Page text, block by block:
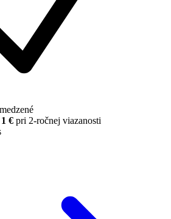
€ pri 2-ročnej viazanosti